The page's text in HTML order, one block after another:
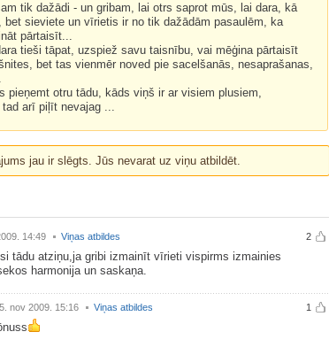
tik dažādi - un gribam, lai otrs saprot mūs, lai dara, kā
bet sieviete un vīrietis ir no tik dažādām pasaulēm, ka
pārtaisīt...
tieši tāpat, uzspiež savu taisnību, vai mēģina pārtaisīt
bet tas vienmēr noved pie sacelšanās, nesaprašanas,
pieņemt otru tādu, kāds viņš ir ar visiem plusiem,
arī piļīt nevajag ...
jau ir slēgts. Jūs nevarat uz viņu atbildēt.
2
14:49 Viņas atbildes
tādu atziņu,ja gribi izmainīt vīrieti vispirms izmainies
harmonija un saskaņa.
1
nov 2009. 15:16 Viņas atbildes